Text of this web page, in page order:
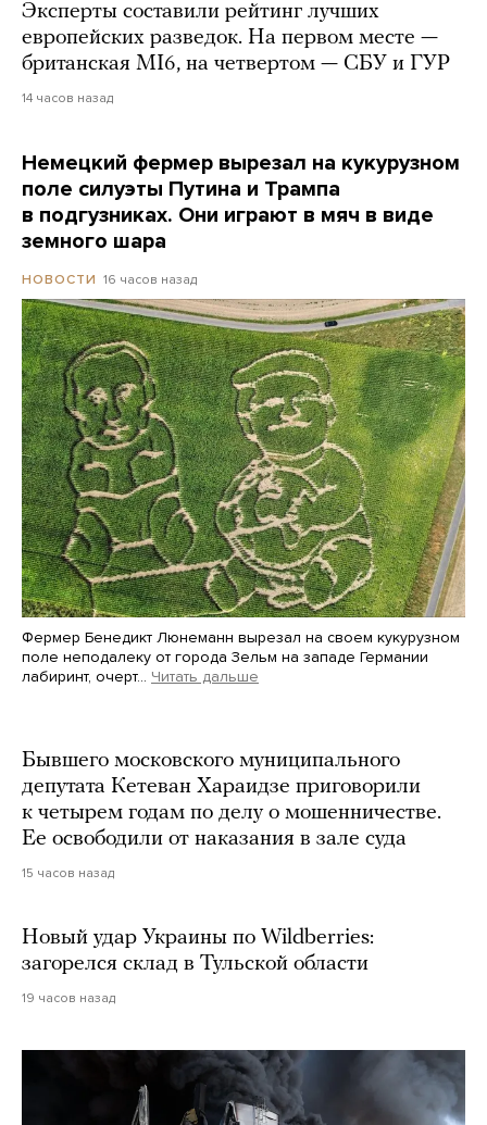
Эксперты составили рейтинг лучших
европейских разведок. На первом месте —
британская MI6, на четвертом — СБУ и ГУР
14 часов назад
Немецкий фермер вырезал на кукурузном
поле силуэты Путина и Трампа
в подгузниках. Они играют в мяч в виде
земного шара
НОВОСТИ 16 часов назад
Фермер Бенедикт Люнеманн вырезал на своем кукурузном
поле неподалеку от города Зельм на западе Германии
лабиринт, очерт… Читать дальше
Бывшего московского муниципального
депутата Кетеван Хараидзе приговорили
к четырем годам по делу о мошенничестве.
Ее освободили от наказания в зале суда
15 часов назад
Новый удар Украины по Wildberries:
загорелся склад в Тульской области
19 часов назад